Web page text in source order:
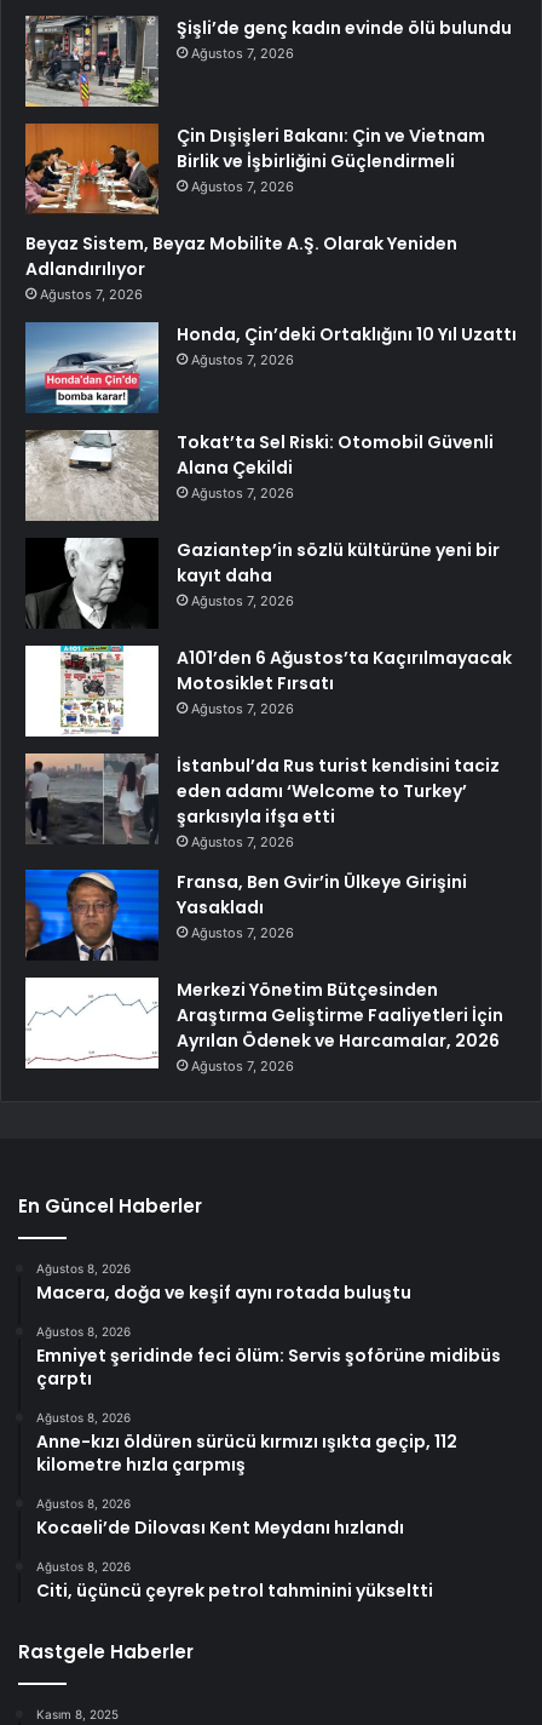
Şişli’de genç kadın evinde ölü bulundu
Ağustos 7, 2026
Çin Dışişleri Bakanı: Çin ve Vietnam
Birlik ve İşbirliğini Güçlendirmeli
Ağustos 7, 2026
Beyaz Sistem, Beyaz Mobilite A.Ş. Olarak Yeniden
Adlandırılıyor
Ağustos 7, 2026
Honda, Çin’deki Ortaklığını 10 Yıl Uzattı
Ağustos 7, 2026
Tokat’ta Sel Riski: Otomobil Güvenli
Alana Çekildi
Ağustos 7, 2026
Gaziantep’in sözlü kültürüne yeni bir
kayıt daha
Ağustos 7, 2026
A101’den 6 Ağustos’ta Kaçırılmayacak
Motosiklet Fırsatı
Ağustos 7, 2026
İstanbul’da Rus turist kendisini taciz
eden adamı ‘Welcome to Turkey’
şarkısıyla ifşa etti
Ağustos 7, 2026
Fransa, Ben Gvir’in Ülkeye Girişini
Yasakladı
Ağustos 7, 2026
Merkezi Yönetim Bütçesinden
Araştırma Geliştirme Faaliyetleri İçin
Ayrılan Ödenek ve Harcamalar, 2026
Ağustos 7, 2026
En Güncel Haberler
Ağustos 8, 2026
Macera, doğa ve keşif aynı rotada buluştu
Ağustos 8, 2026
Emniyet şeridinde feci ölüm: Servis şoförüne midibüs
çarptı
Ağustos 8, 2026
Anne-kızı öldüren sürücü kırmızı ışıkta geçip, 112
kilometre hızla çarpmış
Ağustos 8, 2026
Kocaeli’de Dilovası Kent Meydanı hızlandı
Ağustos 8, 2026
Citi, üçüncü çeyrek petrol tahminini yükseltti
Rastgele Haberler
Kasım 8, 2025